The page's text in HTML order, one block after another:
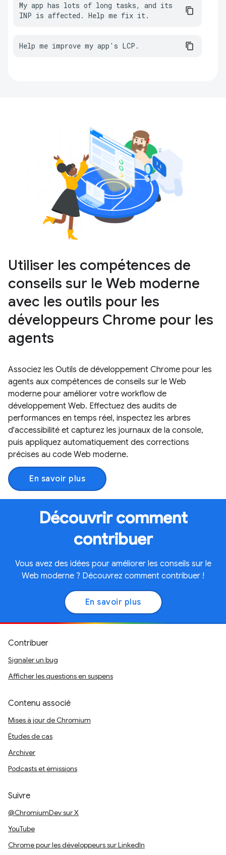
My app has lots of long tasks, and its
INP is affected. Help me fix it.
Help me improve my app's LCP.
Utiliser les compétences de
conseils sur le Web moderne
avec les outils pour les
développeurs Chrome pour les
agents
Associez les Outils de développement Chrome pour les
agents aux compétences de conseils sur le Web
moderne pour améliorer votre workflow de
développement Web. Effectuez des audits de
performances en temps réel, inspectez les arbres
d'accessibilité et capturez les journaux de la console,
puis appliquez automatiquement des corrections
précises au code Web moderne.
En savoir plus
Découvrir comment
contribuer
Vous avez des idées pour améliorer les conseils sur le
Web moderne ? Découvrez comment contribuer !
En savoir plus
Contribuer
Signaler un bug
Afficher les questions en suspens
Contenu associé
Mises à jour de Chromium
Études de cas
Archiver
Podcasts et émissions
Suivre
@ChromiumDev sur X
YouTube
Chrome pour les développeurs sur LinkedIn